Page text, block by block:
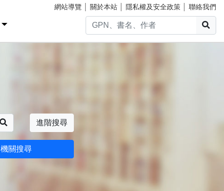
網站導覽 關於本站 隱私權及安全政策 聯絡我們
進階搜尋
機關搜尋